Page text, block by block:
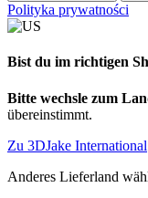
Polityka prywatności
Bist du im richtigen
Bitte wechsle zum
übereinstimmt.
Zu 3DJake International
Anderes Lieferland